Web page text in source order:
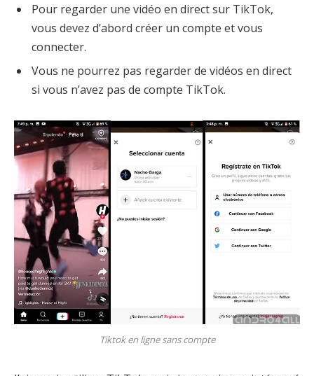
Pour regarder une vidéo en direct sur TikTok,
vous devez d’abord créer un compte et vous
connecter.
Vous ne pourrez pas regarder de vidéos en direct
si vous n’avez pas de compte TikTok.
Tiktok en ligne sans compte